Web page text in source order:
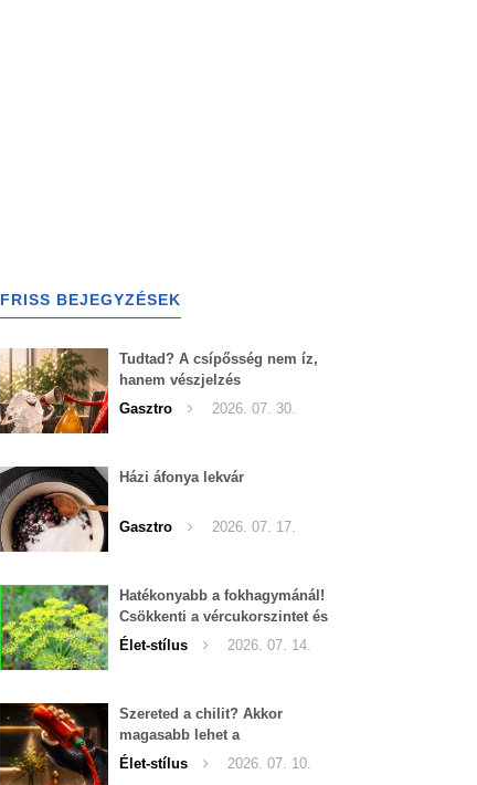
FRISS BEJEGYZÉSEK
Tudtad? A csípősség nem íz,
hanem vészjelzés
Gasztro
2026. 07. 30.
Házi áfonya lekvár
Gasztro 2026. 07. 17.
Hatékonyabb a fokhagymánál!
Csökkenti a vércukorszintet és
a magas vérnyomást is!
Élet-stílus 2026. 07. 14.
Szereted a chilit? Akkor
magasabb lehet a
tesztoszteron-szinted
Élet-stílus 2026. 07. 10.